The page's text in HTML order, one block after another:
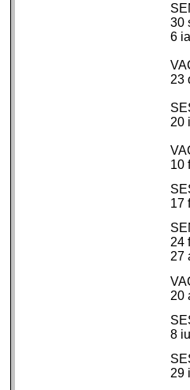
30
6
23
20
10
17
24
27
20
8
29